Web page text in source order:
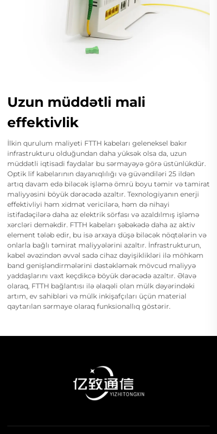
Uzun müddətli mali
effektivlik
İlkin qurulum maliyeti FTTH kabeları geleneksel bakır
infrastrukturu olduğundan daha yüksək olsa da, uzun
müddətli iqtisadi faydalar bu sərmayəyə görə üstünlükdür.
Optik lif kabelarının dayanıqlılığı və güvəndiləri 25 ildən
artıq davam edə biləcək işləmə ömrü boyu təmir və tamirat
maliyyəsini böyük dərəcədə azaltır. Texnologiyanın enerji
effektivliyi həm xidmət vericilərə, həm də nihayi
istifadəçilərə daha az elektrik sörfası və azaldılmış işləmə
xərcləri deməkdir. FTTH kabeları şəbəkədə daha az aktiv
element tələb edir, bu isə arxaya düşə biləcək nöqtələrin və
onlarla bağlı təmirat maliyyələrini azaltır. İnfrastrukturun,
kabel əvəzindən əvvəl sadə cihaz dəyişiklikləri ilə möhkəm
band genişləndirmələrini dəstəkləmək mövcud maliyyə
yaddaşlarını vaxt keçdikcə böyük dərəcədə azaltır. Əlavə
olaraq, FTTH bağlantısı ilə əlaqəli olan mülk dəyərindəki
artım, ev sahibləri və mülk inkişafçıları üçün material
qaytarılan sərmaye olaraq funksionallıq göstərir.